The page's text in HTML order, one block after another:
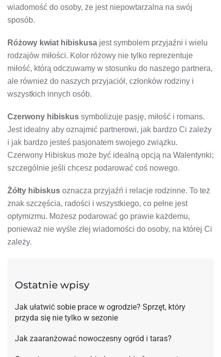
wiadomość do osoby, że jest niepowtarzalna na swój
sposób.
Różowy kwiat hibiskusa jest symbolem przyjaźni i wielu
rodzajów miłości. Kolor różowy nie tylko reprezentuje
miłość, którą odczuwamy w stosunku do naszego partnera,
ale również do naszych przyjaciół, członków rodziny i
wszystkich innych osób.
Czerwony hibiskus symbolizuje pasję, miłość i romans.
Jest idealny aby oznajmić partnerowi, jak bardzo Ci zależy
i jak bardzo jesteś pasjonatem swojego związku.
Czerwony Hibiskus może być idealną opcją na Walentynki;
szczególnie jeśli chcesz podarować coś nowego.
Żółty hibiskus oznacza przyjaźń i relacje rodzinne. To też
znak szczęścia, radości i wszystkiego, co pełne jest
optymizmu. Możesz podarować go prawie każdemu,
ponieważ nie wyśle ​​złej wiadomości do osoby, na której Ci
zależy.
Ostatnie wpisy
Jak ułatwić sobie prace w ogrodzie? Sprzęt, który
przyda się nie tylko w sezonie
Jak zaaranżować nowoczesny ogród i taras?